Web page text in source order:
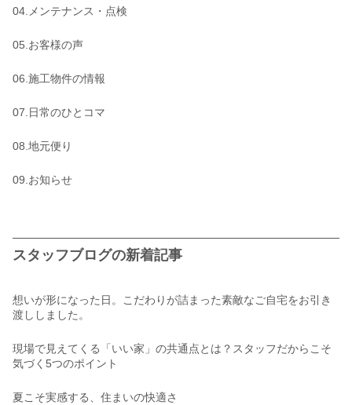
04.メンテナンス・点検
05.お客様の声
06.施工物件の情報
07.日常のひとコマ
08.地元便り
09.お知らせ
スタッフブログの新着記事
想いが形になった日。こだわりが詰まった素敵なご自宅をお引き
渡ししました。
現場で見えてくる「いい家」の共通点とは？スタッフだからこそ
気づく5つのポイント
夏こそ実感する、住まいの快適さ